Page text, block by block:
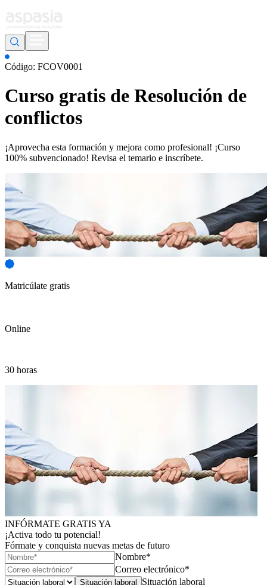
Código: FCOV0001
Curso gratis de Resolución de
conflictos
¡Aprovecha esta formación y mejora como profesional! ¡Curso
100% subvencionado! Revisa el temario e inscríbete.
Matricúlate gratis
Online
30 horas
INFÓRMATE GRATIS YA
¡Activa todo tu potencial!
Fórmate y conquista nuevas metas de futuro
Nombre*
Correo electrónico*
Situación laboral Situación laboral